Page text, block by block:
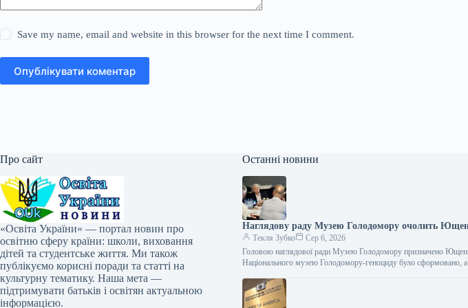
Save my name, email and website in this browser for the next time I comment.
Опублікувати коментар
Про сайт
«Освіта України» — портал новин про
освітню сферу країни: школи, виховання
дітей та студентське життя. Ми також
публікуємо корисні поради та статті на
культурну тематику. Наша мета —
підтримувати батьків і освітян актуальною
інформацією.
Останні новини
Наглядову раду Музею Голодомору очолить
Текля Зубко
Сер 6, 2026
Головою наглядової ради Музею Голодомору призначено
Національного музею Голодомору-геноциду було сформовано,